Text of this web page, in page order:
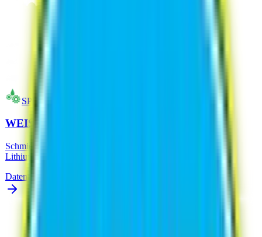
SPEZIFISCHE SCHMIERMITTEL
WEISSES LITHIUMFETT
Schmierstoff im Sprayformat. Mehrzweckschutzmittel auf
Lithiumbasis
Datenblatt Analysieren